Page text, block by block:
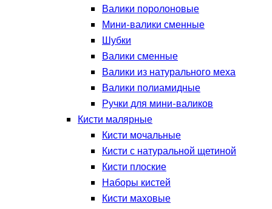
Валики поролоновые
Мини-валики сменные
Шубки
Валики сменные
Валики из натурального меха
Валики полиамидные
Ручки для мини-валиков
Кисти малярные
Кисти мочальные
Кисти с натуральной щетиной
Кисти плоские
Наборы кистей
Кисти маховые